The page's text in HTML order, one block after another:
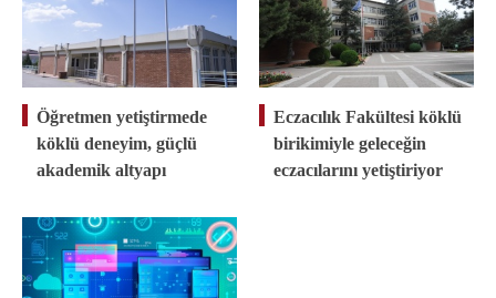
Öğretmen yetiştirmede
köklü deneyim, güçlü
akademik altyapı
Eczacılık Fakültesi köklü
birikimiyle geleceğin
eczacılarını yetiştiriyor